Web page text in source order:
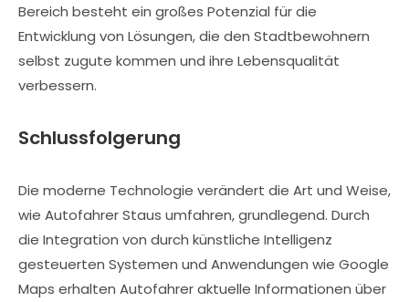
Bereich besteht ein großes Potenzial für die
Entwicklung von Lösungen, die den Stadtbewohnern
selbst zugute kommen und ihre Lebensqualität
verbessern.
Schlussfolgerung
Die moderne Technologie verändert die Art und Weise,
wie Autofahrer Staus umfahren, grundlegend. Durch
die Integration von durch künstliche Intelligenz
gesteuerten Systemen und Anwendungen wie Google
Maps erhalten Autofahrer aktuelle Informationen über